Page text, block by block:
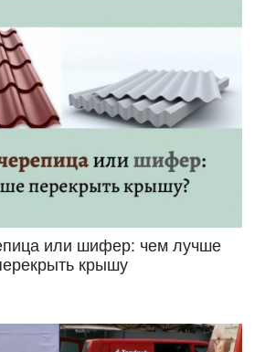
или шифер: чем лучше
крышу